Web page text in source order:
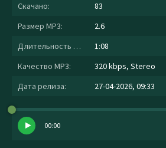
Скачано:
83
Размер MP3:
2.6
Длительность MP3:
1:08
Качество MP3:
320 kbps, Stereo
Дата релиза:
27-04-2026, 09:33
00:00